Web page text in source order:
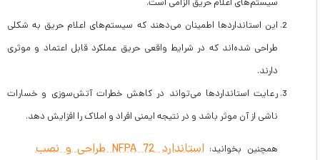
سیستم‌های اعلام حریق الزامی است.
این استانداردها اطمینان می‌دهند که سیستم‌های اعلام حریق به شکلی
طراحی شده‌اند که در شرایط واقعی حریق عملکرد قابل اعتماد و موثری
دارند.
رعایت استانداردها می‌تواند در کاهش خطرات آتش‌سوزی و خسارات
ناشی از آن موثر باشد و در نتیجه ایمنی افراد و املاک را افزایش دهد.
همچنین بخوانید:
استاندارد NFPA 72 طراحی و نصب